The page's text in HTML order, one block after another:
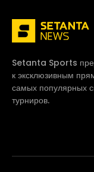
Setanta Sports
к эксклюзивным
самых популярных
турниров.